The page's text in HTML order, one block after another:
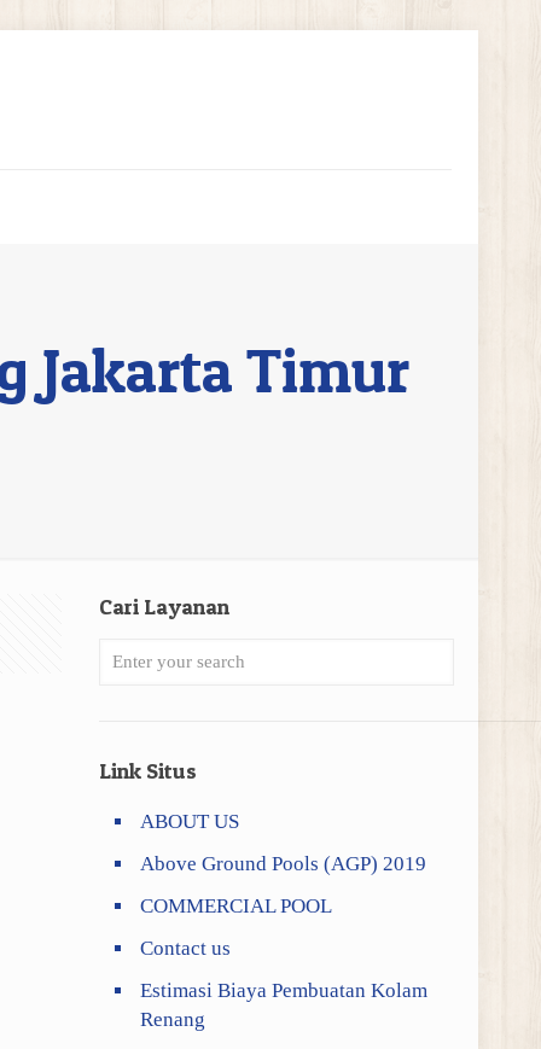
Jakarta Timur
Cari Layanan
Link Situs
ABOUT US
Above Ground Pools (AGP) 2019
COMMERCIAL POOL
Contact us
Estimasi Biaya Pembuatan Kolam
Renang